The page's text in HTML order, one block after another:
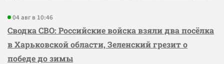
04 авг в 10:46
Сводка СВО: Российские войска взяли два посёлка
в Харьковской области, Зеленский грезит о
победе до зимы